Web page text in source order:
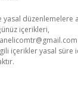
yasal düzenlemelere
içerikleri,
içerikler yasal süre